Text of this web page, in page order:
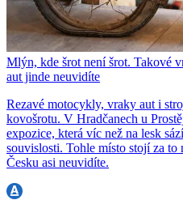
Mlýn, kde šrot není šrot. Takové
aut jinde neuvidíte
Rezavé motocykly, vraky aut i
kovošrotu. V Hradčanech u
expozice, která víc než na lesk
souvislosti. Tohle místo stojí za
Česku asi neuvidíte.